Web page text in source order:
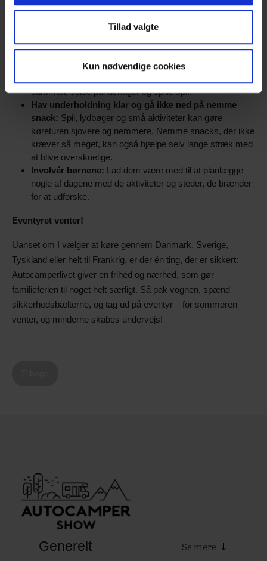
Tillad valgte
Kun nødvendige cookies
For at få den bedste oplevelse på turen med børn er det en
god idé at tænke på følgende:
Indlæg gode pauser i turen og plads til spontanitet:
Der skal være plads til spontane eventyr og til dage, hvor
sammen, spise pandekager og spille spil.
Hav underholdning klar og gå ikke ned på nemme
snack: Spil, lydbøger og små aktiviteter kan gøre
køreturen sjovere og nemmere. Nemme snacks, der ikke
kræver så meget, kan også hjælpe selv lange stræk med
at blive overskuelige.
Involvér børnene: Lad dem være med til at planlægge
nogle af dagene med de aktiviteter og steder, de brænder
for at udforske.
Eventyret venter!
Uanset om I vælger at køre gennem Danmark, Sverige,
Tyskland eller helt til Frankrig, er der én ting, der er sikkert:
Autocamperlivet giver en frihed og nærhed, som gør
familieferien til noget helt særligt. Så pak vognen, spænd
sikkerhedsbælterne, og tag ud på eventyr – for sommeren
venter, og minderne skabes undervejs!
Generelt